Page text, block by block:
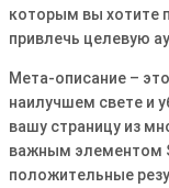
которым вы хотите
привлечь целевую
Мета-описание –
наилучшем свете и
вашу страницу из
важным элементом
положительные